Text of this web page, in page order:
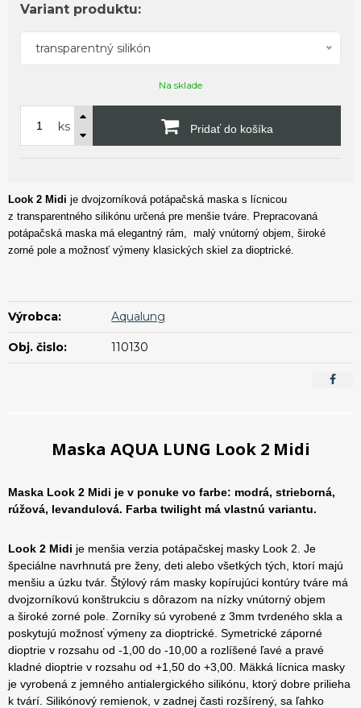
Variant produktu:
transparentný silikón
Na sklade
ks Pridať do košíka
Look 2 Midi je dvojzorníková potápačská maska s lícnicou
z transparentného silikónu určená pre menšie tváre. Prepracovaná
potápačská maska má elegantný rám, malý vnútorný objem, široké
zorné pole a možnosť výmeny klasických skiel za dioptrické.
Výrobca: Aqualung
Obj. čislo: 110130
Maska AQUA LUNG Look 2 Midi
Maska Look 2 Midi je v ponuke vo farbe: modrá, strieborná,
rúžová, levandulová. Farba twilight má vlastnú variantu.
Look 2 Midi je menšia verzia potápačskej masky Look 2. Je
špeciálne navrhnutá pre ženy, deti alebo všetkých tých, ktorí majú
menšiu a úzku tvár. Štýlový rám masky kopírujúci kontúry tváre má
dvojzorníkovú konštrukciu s dôrazom na nízky vnútorný objem
a široké zorné pole. Zorníky sú vyrobené z 3mm tvrdeného skla a
poskytujú možnosť výmeny za dioptrické. Symetrické záporné
dioptrie v rozsahu od -1,00 do -10,00 a rozlíšené ľavé a pravé
kladné dioptrie v rozsahu od +1,50 do +3,00. Mäkká lícnica masky
je vyrobená z jemného antialergického silikónu, ktorý dobre prilieha
k tvárí. Silikónový remienok, v zadnej časti rozšírený, sa ľahko